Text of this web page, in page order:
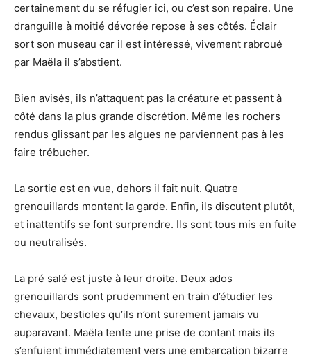
certainement du se réfugier ici, ou c’est son repaire. Une
dranguille à moitié dévorée repose à ses côtés. Éclair
sort son museau car il est intéressé, vivement rabroué
par Maëla il s’abstient.
Bien avisés, ils n’attaquent pas la créature et passent à
côté dans la plus grande discrétion. Même les rochers
rendus glissant par les algues ne parviennent pas à les
faire trébucher.
La sortie est en vue, dehors il fait nuit. Quatre
grenouillards montent la garde. Enfin, ils discutent plutôt,
et inattentifs se font surprendre. Ils sont tous mis en fuite
ou neutralisés.
La pré salé est juste à leur droite. Deux ados
grenouillards sont prudemment en train d’étudier les
chevaux, bestioles qu’ils n’ont surement jamais vu
auparavant. Maëla tente une prise de contant mais ils
s’enfuient immédiatement vers une embarcation bizarre